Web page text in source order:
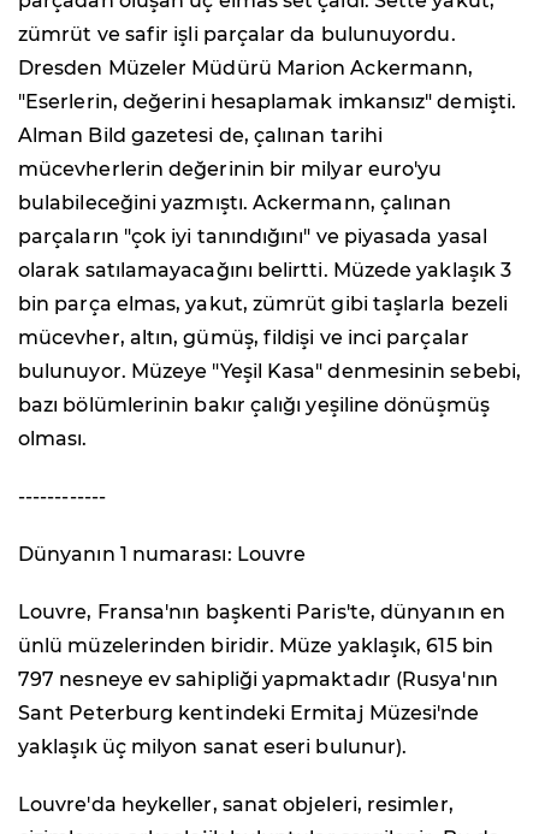
zümrüt ve safir işli parçalar da bulunuyordu.
Dresden Müzeler Müdürü Marion Ackermann,
"Eserlerin, değerini hesaplamak imkansız" demişti.
Alman Bild gazetesi de, çalınan tarihi
mücevherlerin değerinin bir milyar euro'yu
bulabileceğini yazmıştı. Ackermann, çalınan
parçaların "çok iyi tanındığını" ve piyasada yasal
olarak satılamayacağını belirtti. Müzede yaklaşık 3
bin parça elmas, yakut, zümrüt gibi taşlarla bezeli
mücevher, altın, gümüş, fildişi ve inci parçalar
bulunuyor. Müzeye "Yeşil Kasa" denmesinin sebebi,
bazı bölümlerinin bakır çalığı yeşiline dönüşmüş
olması.
------------
Dünyanın 1 numarası: Louvre
Louvre, Fransa'nın başkenti Paris'te, dünyanın en
ünlü müzelerinden biridir. Müze yaklaşık, 615 bin
797 nesneye ev sahipliği yapmaktadır (Rusya'nın
Sant Peterburg kentindeki Ermitaj Müzesi'nde
yaklaşık üç milyon sanat eseri bulunur).
Louvre'da heykeller, sanat objeleri, resimler,